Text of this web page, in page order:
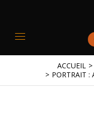
Vous êtes ici :ACCUEIL
PORTRAIT :